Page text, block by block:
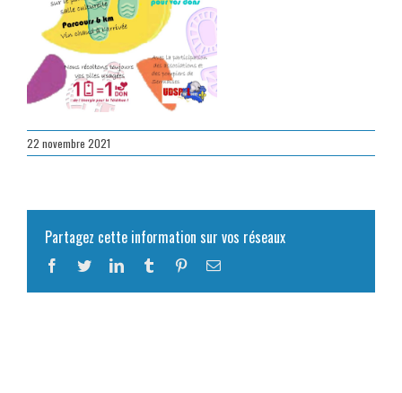
22 novembre 2021
Partagez cette information sur vos réseaux
Facebook
TwitterLinkedInTumblr PinterestEmail